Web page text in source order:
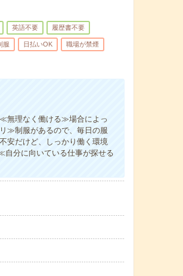
英語不要 履歴書不要
服 日払いOK 職場が禁煙
無理なく働ける≫場合によっ
≫制服があるので、毎日の服
安だけど、しっかり働く環境
自分に向いている仕事が探せる